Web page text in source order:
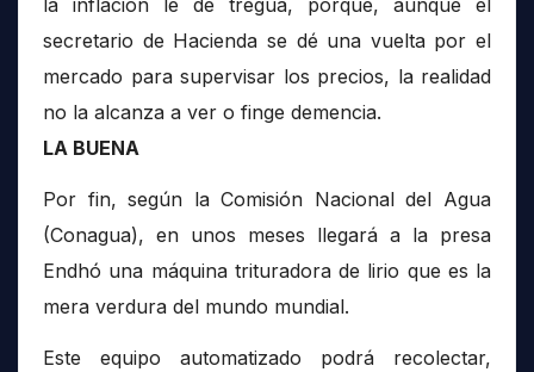
la inflación le dé tregua, porque, aunque el
secretario de Hacienda se dé una vuelta por el
mercado para supervisar los precios, la realidad
no la alcanza a ver o finge demencia.
LA BUENA
Por fin, según la Comisión Nacional del Agua
(Conagua), en unos meses llegará a la presa
Endhó una máquina trituradora de lirio que es la
mera verdura del mundo mundial.
Este equipo automatizado podrá recolectar,